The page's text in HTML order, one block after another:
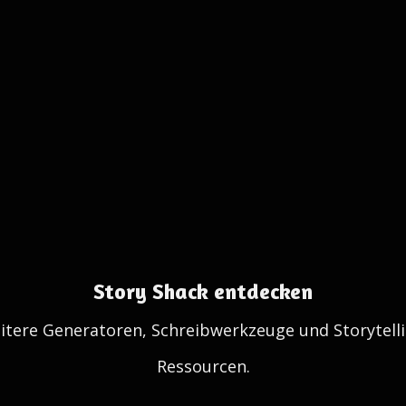
Story Shack entdecken
Generatoren, Schreibwerkzeuge und
Ressourcen.